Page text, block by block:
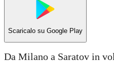
Scaricalo su Google Play
Da Milano a Saratov in